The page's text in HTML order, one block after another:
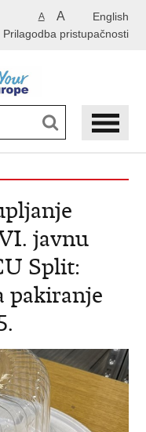
English
A A
Prilagodba pristupačnosti
javnu
Split:
pakiranje